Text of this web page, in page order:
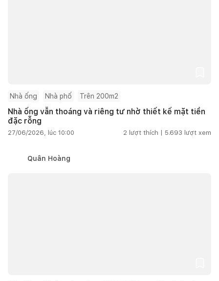
Nhà ống Nhà phố Trên 200m2
Nhà ống vẫn thoáng và riêng tư nhờ thiết kế mặt tiền
đặc rỗng
27/06/2026, lúc 10:00 2 lượt thích | 5.693 lượt xem
Quân Hoàng